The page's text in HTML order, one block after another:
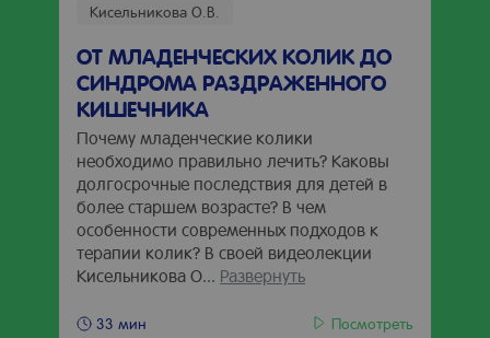
Кисельникова О.В.
ОТ МЛАДЕНЧЕСКИХ КОЛИК ДО
СИНДРОМА РАЗДРАЖЕННОГО
КИШЕЧНИКА
Почему младенческие колики
необходимо правильно лечить? Каковы
долгосрочные последствия для детей в
более старшем возрасте? В чем
особенности современных подходов к
терапии колик? В своей видеолекции
Кисельникова О... Развернуть
33 мин Посмотреть